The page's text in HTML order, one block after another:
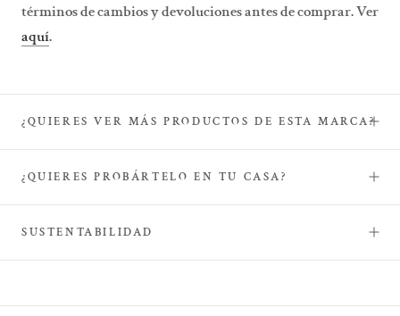
términos de cambios y devoluciones antes de comprar. Ver
aquí.
¿QUIERES VER MÁS PRODUCTOS DE ESTA MARCA?
¿QUIERES PROBÁRTELO EN TU CASA?
SUSTENTABILIDAD